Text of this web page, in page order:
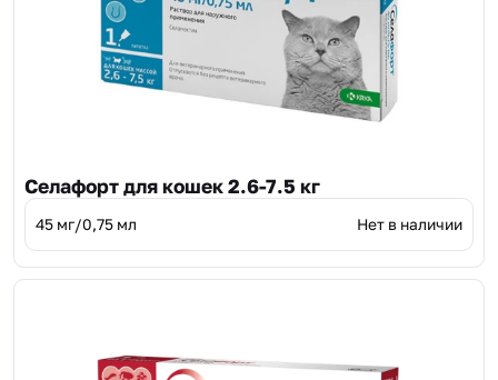
Селафорт для кошек 2.6-7.5 кг
45 мг/0,75 мл Нет в наличии